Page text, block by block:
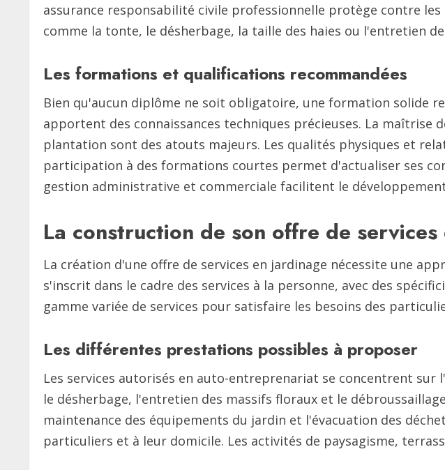
assurance responsabilité civile professionnelle protège contre
comme la tonte, le désherbage, la taille des haies ou l'entretien
Les formations et qualifications recommandées
Bien qu'aucun diplôme ne soit obligatoire, une formation solide
apportent des connaissances techniques précieuses. La maîtrise
plantation sont des atouts majeurs. Les qualités physiques et
participation à des formations courtes permet d'actualiser ses
gestion administrative et commerciale facilitent le
La construction de son offre de
La création d'une offre de services en jardinage nécessite une
s'inscrit dans le cadre des services à la personne, avec des
gamme variée de services pour satisfaire les besoins des
Les différentes prestations possibles à proposer
Les services autorisés en auto-entreprenariat se concentrent
le désherbage, l'entretien des massifs floraux et le
maintenance des équipements du jardin et l'évacuation des
particuliers et à leur domicile. Les activités de paysagisme,